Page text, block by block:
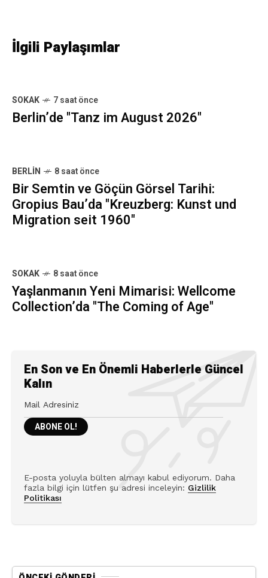
İlgili Paylaşımlar
SOKAK 7 saat önce
Berlin’de "Tanz im August 2026"
BERLIN 8 saat önce
Bir Semtin ve Göçün Görsel Tarihi:
Gropius Bau’da "Kreuzberg: Kunst und
Migration seit 1960"
SOKAK 8 saat önce
Yaşlanmanın Yeni Mimarisi: Wellcome
Collection’da "The Coming of Age"
En Son ve En Önemli Haberlerle Güncel
Kalın
E-posta yoluyla bülten almayı kabul ediyorum. Daha
fazla bilgi için lütfen şu adresi inceleyin: Gizlilik
Politikası